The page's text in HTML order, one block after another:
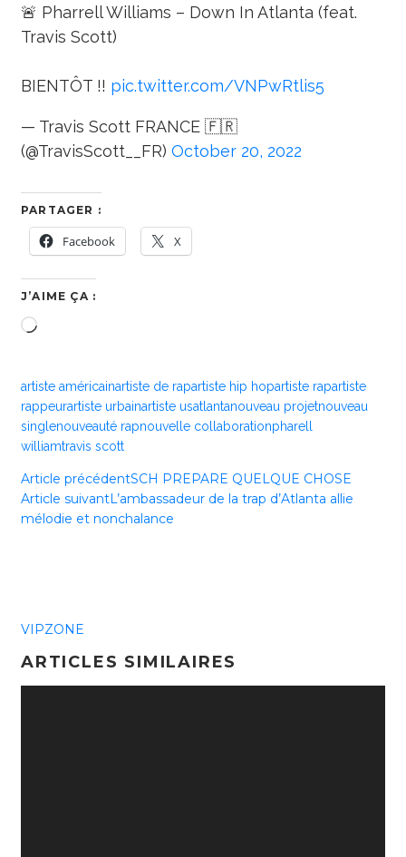
🚨 Pharrell Williams – Down In Atlanta (feat.
Travis Scott)
BIENTÔT !! pic.twitter.com/VNPwRtlis5
— Travis Scott FRANCE 🇫🇷
(@TravisScott__FR) October 20, 2022
PARTAGER :
Facebook X
J’AIME ÇA :
Chargement…
artiste américainartiste de rapartiste hip hopartiste rapartiste
rappeurartiste urbainartiste usatlantanouveau projetnouveau
singlenouveauté rapnouvelle collaborationpharell
williamtravis scott
Article précédentSCH PREPARE QUELQUE CHOSE
Article suivantL’ambassadeur de la trap d’Atlanta allie
mélodie et nonchalance
VIPZONE
ARTICLES SIMILAIRES